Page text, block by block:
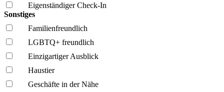
Eigenständiger Check-In
Sonstiges
Familien­freundlich
LGBTQ+ freundlich
Einzigartiger Ausblick
Haustier
Geschäfte in der Nähe